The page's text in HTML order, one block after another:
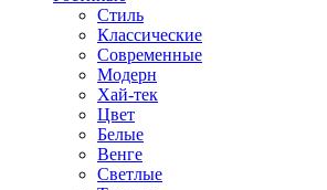
Стиль
Классические
Современные
Модерн
Хай-тек
Цвет
Белые
Венге
Светлые